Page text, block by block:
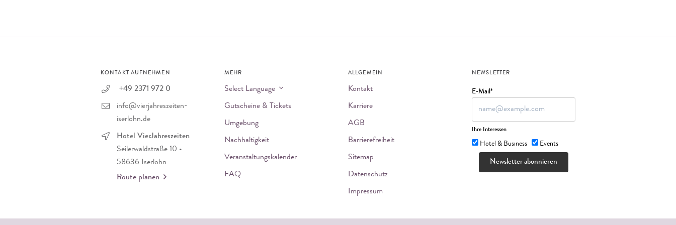
KONTAKT AUFNEHMEN
+49 2371 972 0
info@vierjahreszeiten-
iserlohn.de
Hotel VierJahreszeiten
Seilerwaldstraße 10 •
58636 Iserlohn
Route planen
MEHR
Select Language
Gutscheine & Tickets
Umgebung
Nachhaltigkeit
Veranstaltungskalender
FAQ
ALLGEMEIN
Kontakt
Karriere
AGB
Barrierefreiheit
Sitemap
Datenschutz
Impressum
NEWSLETTER
E-Mail*
Ihre Interessen
Hotel & Business Events
Newsletter abonnieren